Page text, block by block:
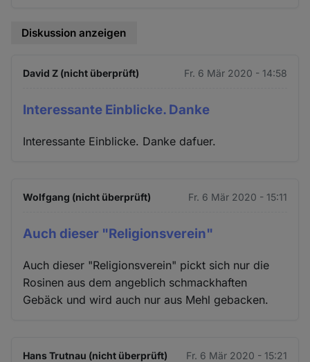
Diskussion anzeigen
David Z (nicht überprüft) Fr. 6 Mär 2020 - 14:58
Interessante Einblicke. Danke
Interessante Einblicke. Danke dafuer.
Wolfgang (nicht überprüft) Fr. 6 Mär 2020 - 15:11
Auch dieser "Religionsverein"
Auch dieser "Religionsverein" pickt sich nur die
Rosinen aus dem angeblich schmackhaften
Gebäck und wird auch nur aus Mehl gebacken.
Hans Trutnau (nicht überprüft) Fr. 6 Mär 2020 - 15:21